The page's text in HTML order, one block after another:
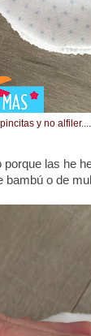
y no
las he
o de